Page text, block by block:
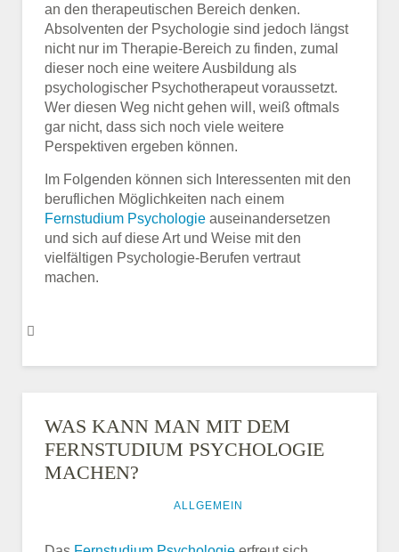
an den therapeutischen Bereich denken.
Absolventen der Psychologie sind jedoch längst
nicht nur im Therapie-Bereich zu finden, zumal
dieser noch eine weitere Ausbildung als
psychologischer Psychotherapeut voraussetzt.
Wer diesen Weg nicht gehen will, weiß oftmals
gar nicht, dass sich noch viele weitere
Perspektiven ergeben können.
Im Folgenden können sich Interessenten mit den
beruflichen Möglichkeiten nach einem
Fernstudium Psychologie auseinandersetzen
und sich auf diese Art und Weise mit den
vielfältigen Psychologie-Berufen vertraut
machen.
WAS KANN MAN MIT DEM
FERNSTUDIUM PSYCHOLOGIE
MACHEN?
ALLGEMEIN